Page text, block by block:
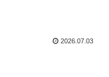
2026.07.03